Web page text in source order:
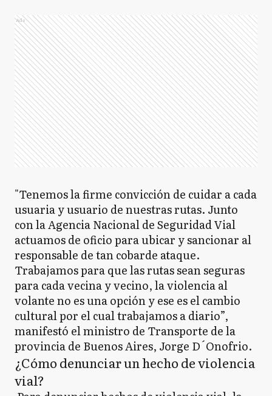
Ads
"Tenemos la firme convicción de cuidar a cada
usuaria y usuario de nuestras rutas. Junto
con la Agencia Nacional de Seguridad Vial
actuamos de oficio para ubicar y sancionar al
responsable de tan cobarde ataque.
Trabajamos para que las rutas sean seguras
para cada vecina y vecino, la violencia al
volante no es una opción y ese es el cambio
cultural por el cual trabajamos a diario”,
manifestó el ministro de Transporte de la
provincia de Buenos Aires, Jorge D´Onofrio.
¿Cómo denunciar un hecho de violencia
vial?